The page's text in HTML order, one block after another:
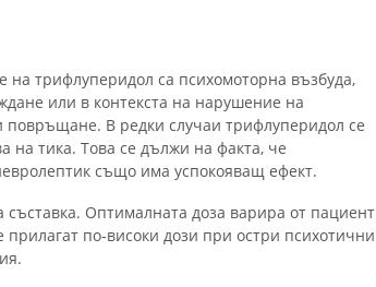
трифлуперидол са психомоторна възбуда,
или в контекста на нарушение на
повръщане. В редки случаи трифлуперидол се
на тика. Това се дължи на факта, че
също има успокояващ ефект.
съставка. Оптималната доза варира от пациент
по-високи дози при остри психотични